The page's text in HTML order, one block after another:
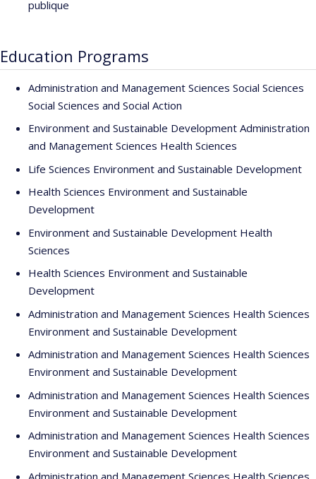
publique
Education Programs
Administration and Management Sciences Social Sciences
Social Sciences and Social Action
Environment and Sustainable Development Administration
and Management Sciences Health Sciences
Life Sciences Environment and Sustainable Development
Health Sciences Environment and Sustainable
Development
Environment and Sustainable Development Health
Sciences
Health Sciences Environment and Sustainable
Development
Administration and Management Sciences Health Sciences
Environment and Sustainable Development
Administration and Management Sciences Health Sciences
Environment and Sustainable Development
Administration and Management Sciences Health Sciences
Environment and Sustainable Development
Administration and Management Sciences Health Sciences
Environment and Sustainable Development
Administration and Management Sciences Health Sciences